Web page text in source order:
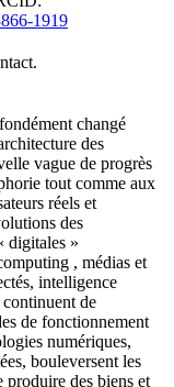
1919
changé
des
vague de progrès
tout comme aux
réels et
des
digitales »
, médias et
intelligence
de
de fonctionnement
numériques,
bouleversent les
produire des biens et